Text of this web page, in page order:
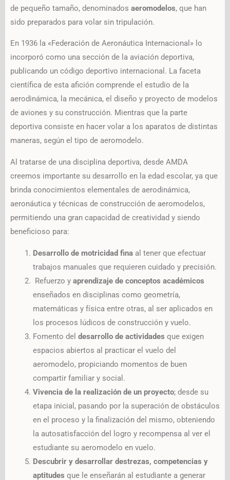
de pequeño tamaño, denominados aeromodelos, que han
sido preparados para volar sin tripulación.
En 1936 la «Federación de Aeronáutica Internacional» lo
incorporó como una sección de la aviación deportiva,
publicando un código deportivo internacional. La faceta
científica de esta afición comprende el estudio de la
aerodinámica, la mecánica, el diseño y proyecto de modelos
de aviones y su construcción. Mientras que la parte
deportiva consiste en hacer volar a los aparatos de distintas
maneras, según el tipo de aeromodelo.
Al tratarse de una disciplina deportiva, desde AMDA
creemos importante su desarrollo en la edad escolar, ya que
brinda conocimientos elementales de aerodinámica,
aeronáutica y técnicas de construcción de aeromodelos,
permitiendo una gran capacidad de creatividad y siendo
beneficioso para:
Desarrollo de motricidad finaal tener que efectuar
trabajos manuales que requieren cuidado y precisión.
Refuerzo y aprendizaje de conceptos académicos
enseñados en disciplinas como geometría,
matemáticas y física entre otras, al ser aplicados en
los procesos lúdicos de construcción y vuelo.
Fomento del desarrollo de actividades que exigen
espacios abiertos al practicar el vuelo del
aeromodelo, propiciando momentos de buen
compartir familiar y social.
Vivencia de la realización de un proyecto; desde su
etapa inicial, pasando por la superación de obstáculos
en el proceso y la finalización del mismo, obteniendo
la autosatisfacción del logro y recompensa al ver el
estudiante su aeromodelo en vuelo.
Descubrir y desarrollar destrezas, competencias y
aptitudes que le enseñarán al estudiante a generar